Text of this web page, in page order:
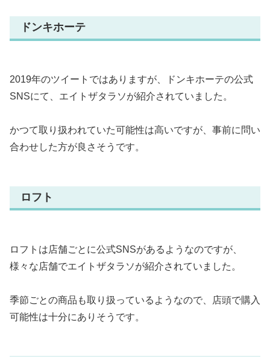
ドンキホーテ
2019年のツイートではありますが、ドンキホーテの公式
SNSにて、エイトザタラソが紹介されていました。
かつて取り扱われていた可能性は高いですが、事前に問い
合わせした方が良さそうです。
ロフト
ロフトは店舗ごとに公式SNSがあるようなのですが、
様々な店舗でエイトザタラソが紹介されていました。
季節ごとの商品も取り扱っているようなので、店頭で購入
可能性は十分にありそうです。